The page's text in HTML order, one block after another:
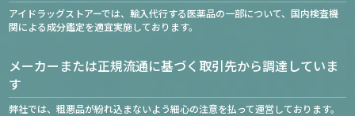
アイドラッグストアーでは、輸入代行する医薬品の一部について、国内検査機
関による成分鑑定を適宜実施しております。
メーカーまたは正規流通に基づく取引先から調達していま
す
弊社では、粗悪品が紛れ込まないよう細心の注意を払って運営しております。